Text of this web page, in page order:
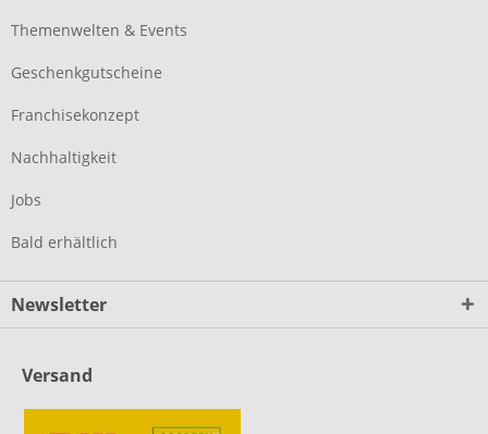
Themenwelten & Events
Geschenkgutscheine
Franchisekonzept
Nachhaltigkeit
Jobs
Bald erhältlich
Newsletter
Versand